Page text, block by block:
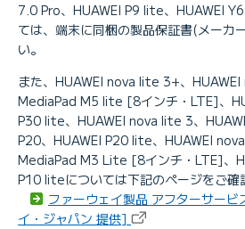
7.0 Pro、HUAWEI P9 lite、HUAWEI
ては、端末に同梱の製品保証書(メーカ
い。
また、HUAWEI nova lite 3+、
MediaPad M5 lite [8インチ・LTE]、
P30 lite、HUAWEI nova lite 3、
P20、HUAWEI P20 lite、HUAWEI
MediaPad M3 Lite [8インチ・LTE]、
P10 liteについては下記のページをご確
ファーウェイ製品 アフターサー
イ・ジャパン 提供]